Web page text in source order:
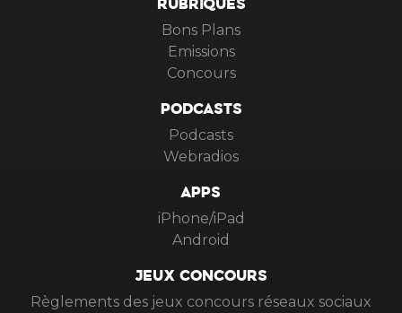
RUBRIQUES
Bons Plans
Emissions
Concours
PODCASTS
Podcasts
Webradios
APPS
iPhone/iPad
Android
JEUX CONCOURS
Règlements des jeux concours réseaux sociaux